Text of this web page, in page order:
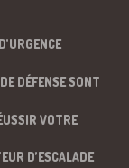
DÉFENSE SONT
VOTRE
D’ESCALADE